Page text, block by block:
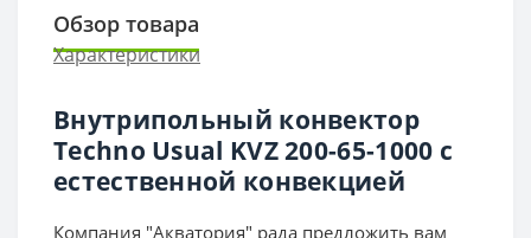
Обзор товара
Характеристики
Внутрипольный конвектор
Techno Usual KVZ 200-65-1000 с
естественной конвекцией
Компания "Акватория" рада предложить вам